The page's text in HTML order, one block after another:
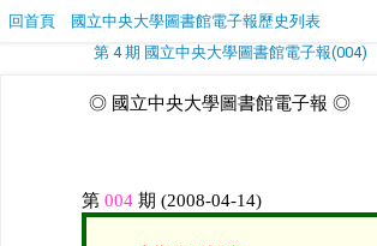
回首頁
國立中央大學圖書館電子報歷史列表
第 4 期 國立中央大學圖書館電子報(004)